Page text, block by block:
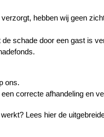
hebben wij geen
de schade door een gast is
ons.
correcte afhandeling en
Lees hier de